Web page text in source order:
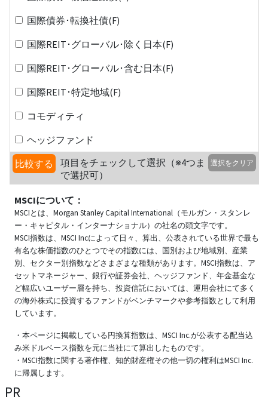
国際債券･転換社債(F)
国際REIT･グローバル･除く日本(F)
国際REIT･グローバル･含む日本(F)
国際REIT･特定地域(F)
コモディティ
ヘッジファンド
比較する
項目をチェックして選択（※4つま
で選択可）
選択をクリア
MSCIについて：
MSCIとは、Morgan Stanley Capital International（モルガン・スタンレ
ー・キャピタル・インターナショナル）の社名の頭文字です。
MSCI指数は、MSCI Incによって日々、算出、公表されている世界で最も
有名な株価指数のひとつでその指数には、国別および地域別、産業
別、セクター別指数などさまざまな種類があります。MSCI指数は、ア
セットマネージャー、銀行や証券会社、ヘッジファンド、年金基金な
ど幅広いユーザー層を持ち、投資信託においては、運用会社にて多く
の海外株式に投資するファンドがベンチマークや参考指数として利用
しています。
・本ページに掲載している円換算指数は、MSCI Inc.が公表する配当込
み米ドルベース指数を元に当社にて算出したものです。
・MSCI指数に関する著作権、知的財産権その他一切の権利はMSCI Inc.
に帰属します。
PR